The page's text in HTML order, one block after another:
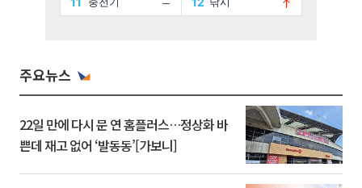
주요뉴스
22일 만에 다시 문 연 홈플러스…정상화 바
쁜데 재고 없어 ‘발동동’[가보니]